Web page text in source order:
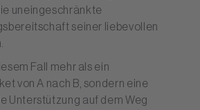
uneingeschränkte
seiner liebevollen
Fall mehr als ein
von A nach B, sondern eine
Unterstützung auf dem Weg